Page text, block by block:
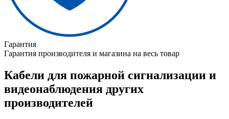
Гарантия
Гарантия производителя и магазина на весь товар
Кабели для пожарной сигнализации и
видеонаблюдения других
производителей